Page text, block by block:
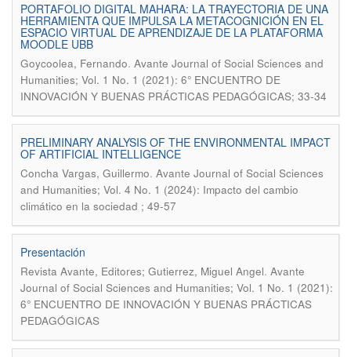
PORTAFOLIO DIGITAL MAHARA: LA TRAYECTORIA DE UNA
HERRAMIENTA QUE IMPULSA LA METACOGNICIÓN EN EL
ESPACIO VIRTUAL DE APRENDIZAJE DE LA PLATAFORMA
MOODLE UBB
Goycoolea, Fernando. Avante Journal of Social Sciences and
Humanities; Vol. 1 No. 1 (2021): 6° ENCUENTRO DE
INNOVACIÓN Y BUENAS PRÁCTICAS PEDAGÓGICAS; 33-34
PRELIMINARY ANALYSIS OF THE ENVIRONMENTAL IMPACT
OF ARTIFICIAL INTELLIGENCE
Concha Vargas, Guillermo. Avante Journal of Social Sciences
and Humanities; Vol. 4 No. 1 (2024): Impacto del cambio
climático en la sociedad ; 49-57
Presentación
Revista Avante, Editores; Gutierrez, Miguel Angel. Avante
Journal of Social Sciences and Humanities; Vol. 1 No. 1 (2021):
6° ENCUENTRO DE INNOVACIÓN Y BUENAS PRÁCTICAS
PEDAGÓGICAS